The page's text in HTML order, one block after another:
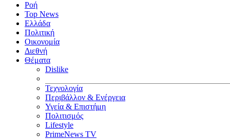
Ροή
Top News
Ελλάδα
Πολιτική
Οικονομία
Διεθνή
Θέματα
Dislike
Τεχνολογία
Περιβάλλον & Ενέργεια
Υγεία & Επιστήμη
Πολιτισμός
Lifestyle
PrimeNews TV